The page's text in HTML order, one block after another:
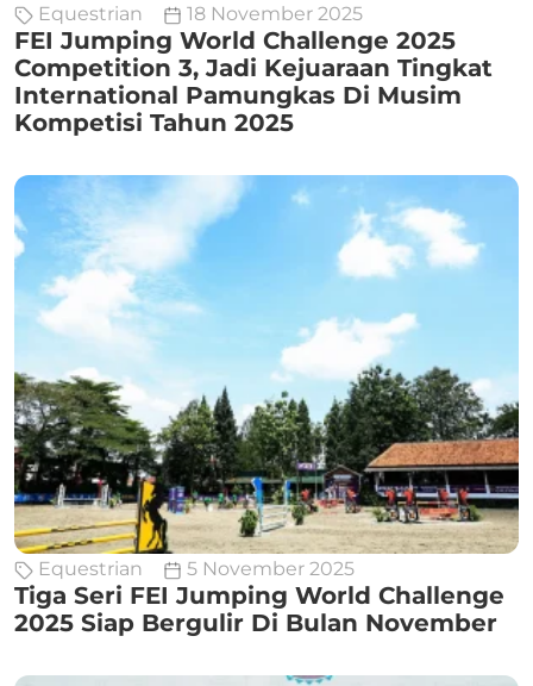
Equestrian 18 November 2025
FEI Jumping World Challenge 2025
Competition 3, Jadi Kejuaraan Tingkat
International Pamungkas Di Musim
Kompetisi Tahun 2025
Equestrian 5 November 2025
Tiga Seri FEI Jumping World Challenge
2025 Siap Bergulir Di Bulan November